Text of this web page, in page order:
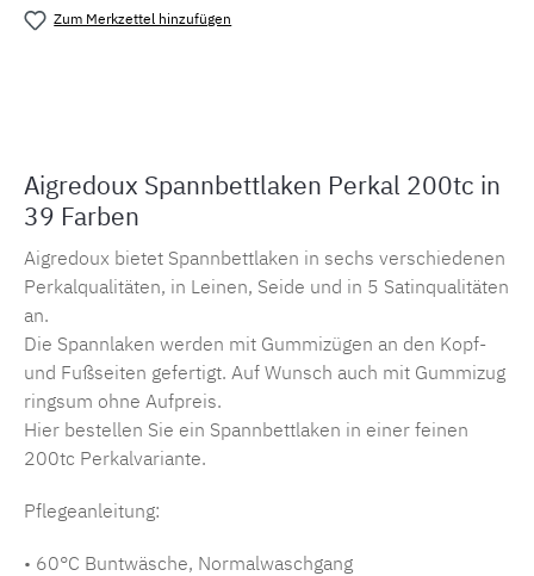
Zum Merkzettel hinzufügen
Aigredoux Spannbettlaken Perkal 200tc in
39 Farben
Aigredoux bietet Spannbettlaken in sechs verschiedenen
Perkalqualitäten, in Leinen, Seide und in 5 Satinqualitäten
an.
Die Spannlaken werden mit Gummizügen an den Kopf-
und Fußseiten gefertigt. Auf Wunsch auch mit Gummizug
ringsum ohne Aufpreis.
Hier bestellen Sie ein Spannbettlaken in einer feinen
200tc Perkalvariante.
Pflegeanleitung:
• 60°C Buntwäsche, Normalwaschgang